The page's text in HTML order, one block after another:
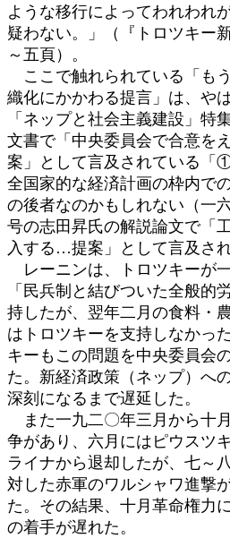
ような移行によってわれわれ
疑わない。」（『トロツキー
～五頁）。
ここで触れられている「も
織化にかかわる提言」は、や
「ネップと社会主義建設」特
文書で「中央委員会で合意を
案」として言及されている
全国家的な経済計画の枠内で
の後者なのかもしれない（一
号の志田昇氏の解説論文で「
入する…提案」として言及さ
レーニンは、トロツキーが
「民兵制と結びついた全般的
持したが、翌年二月の食料・
はトロツキーを支持しなかっ
キーもこの問題を中央委員会
た。新経済政策（ネップ）へ
深刻になるまで遅延した。
また一九二〇年三月から十
争があり、六月にはピウスツ
ライナから退却したが、七～
対した赤軍のワルシャワ進撃
た。その結果、十月革命権力
の着手が遅れた。